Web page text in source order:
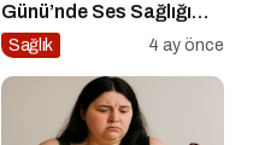
Günü’nde Ses Sağlığı
Rehberi
Sağlık 4 ay önce